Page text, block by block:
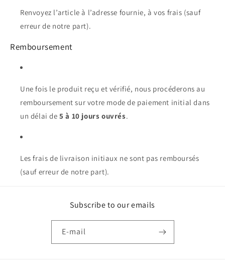
Renvoyez l’article à l’adresse fournie, à vos frais (sauf
erreur de notre part).
Remboursement
Une fois le produit reçu et vérifié, nous procéderons au
remboursement sur votre mode de paiement initial dans
un délai de5 à 10 jours ouvrés.
Les frais de livraison initiaux ne sont pas remboursés
(sauf erreur de notre part).
Subscribe to our emails
E-mail